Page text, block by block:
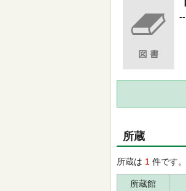
所蔵
所蔵は 1 件です
所蔵館